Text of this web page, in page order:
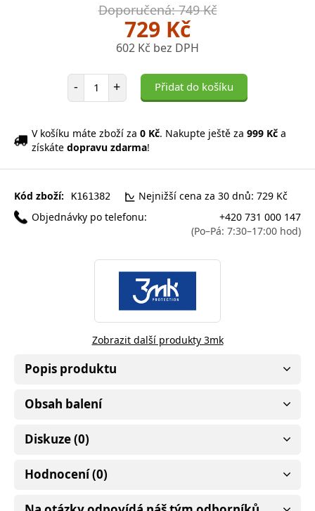
Doporučená: 749 Kč
729 Kč
602 Kč bez DPH
- Počet položek
+ Přidat do košíku
V košíku máte zboží za 0 Kč. Nakupte ještě za 999 Kč a
získáte dopravu zdarma!
Kód zboží: K161382
Nejnižší cena za 30 dnů: 729 Kč
Objednávky po telefonu:
+420 731 000 147
(Po–Pá: 7:30–17:00 hod)
Zobrazit další produkty 3mk
Popis produktu
Obsah balení
Diskuze (0)
Hodnocení (0)